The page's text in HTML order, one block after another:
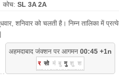
कोच: SL 3A 2A
शनिवार को चलती है। निम्न तालिका में
अहमदाबाद जंक्शन पर आगमन 00:45 +1n
र सो मं बु गु शु श